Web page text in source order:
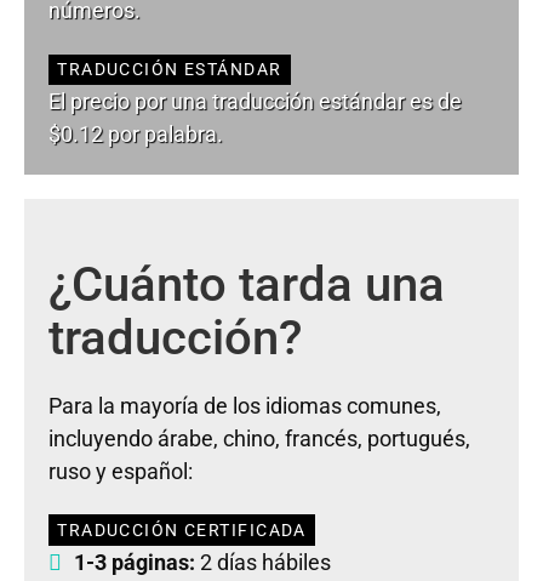
números.
TRADUCCIÓN ESTÁNDAR
El precio por una traducción estándar es de
$0.12 por palabra.
¿Cuánto tarda una
traducción?
Para la mayoría de los idiomas comunes,
incluyendo árabe, chino, francés, portugués,
ruso y español:
TRADUCCIÓN CERTIFICADA
1-3 páginas: 2 días hábiles